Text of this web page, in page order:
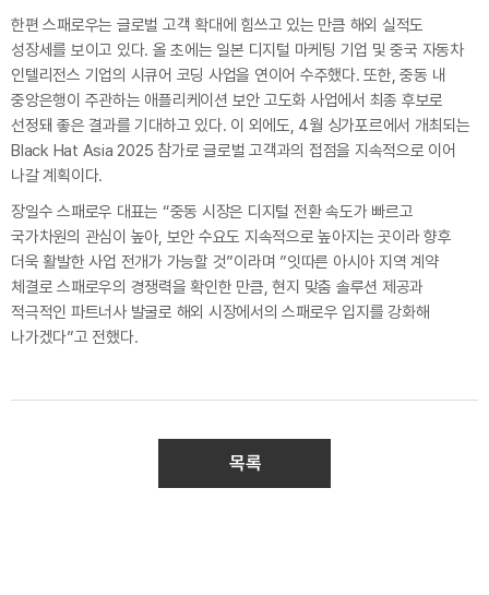
한편 스패로우는 글로벌 고객 확대에 힘쓰고 있는 만큼 해외 실적도
성장세를 보이고 있다. 올 초에는 일본 디지털 마케팅 기업 및 중국 자동차
인텔리전스 기업의 시큐어 코딩 사업을 연이어 수주했다. 또한, 중동 내
중앙은행이 주관하는 애플리케이션 보안 고도화 사업에서 최종 후보로
선정돼 좋은 결과를 기대하고 있다. 이 외에도, 4월 싱가포르에서 개최되는
Black Hat Asia 2025 참가로 글로벌 고객과의 접점을 지속적으로 이어
나갈 계획이다.
장일수 스패로우 대표는 “중동 시장은 디지털 전환 속도가 빠르고
국가차원의 관심이 높아, 보안 수요도 지속적으로 높아지는 곳이라 향후
더욱 활발한 사업 전개가 가능할 것”이라며 ”잇따른 아시아 지역 계약
체결로 스패로우의 경쟁력을 확인한 만큼, 현지 맞춤 솔루션 제공과
적극적인 파트너사 발굴로 해외 시장에서의 스패로우 입지를 강화해
나가겠다”고 전했다.
목록